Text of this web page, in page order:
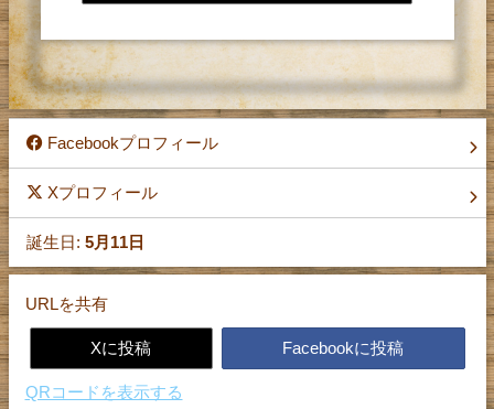
Facebookプロフィール
Xプロフィール
誕生日: 5月11日
URLを共有
Xに投稿 Facebookに投稿
QRコードを表示する